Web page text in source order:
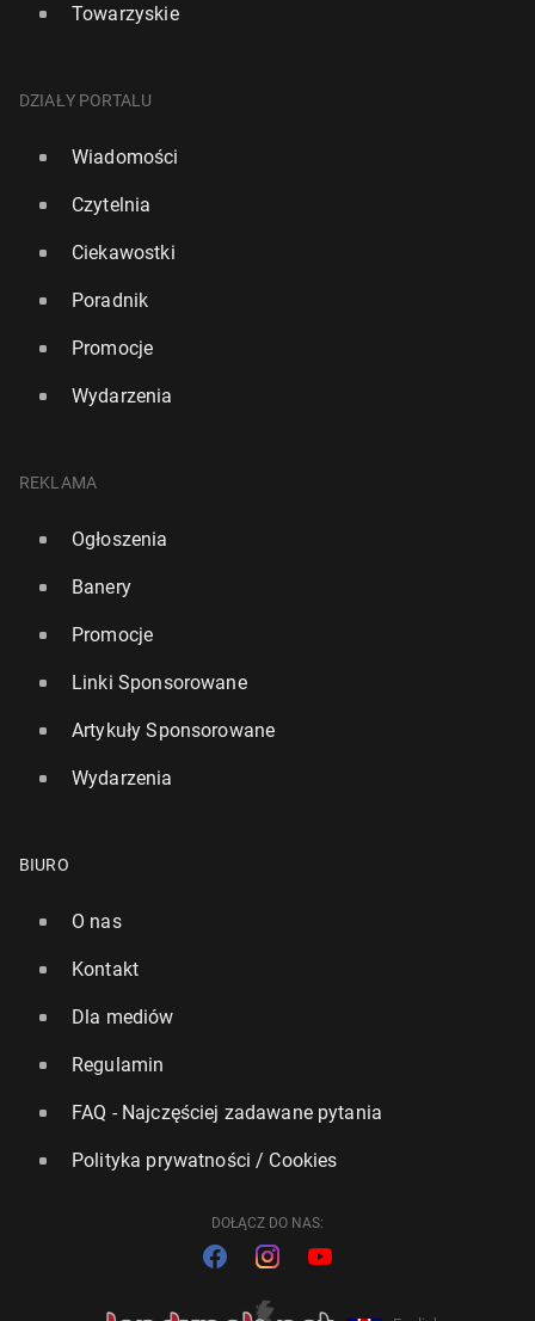
Towarzyskie
DZIAŁY PORTALU
Wiadomości
Czytelnia
Ciekawostki
Poradnik
Promocje
Wydarzenia
REKLAMA
Ogłoszenia
Banery
Promocje
Linki Sponsorowane
Artykuły Sponsorowane
Wydarzenia
BIURO
O nas
Kontakt
Dla mediów
Regulamin
FAQ - Najczęściej zadawane pytania
Polityka prywatności / Cookies
DOŁĄCZ DO NAS: